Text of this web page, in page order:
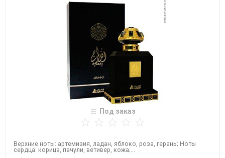
Под заказ
Верхние ноты: артемизия, ладан, яблоко, роза, герань; Ноты
сердца: корица, пачули, ветивер, кожа;...